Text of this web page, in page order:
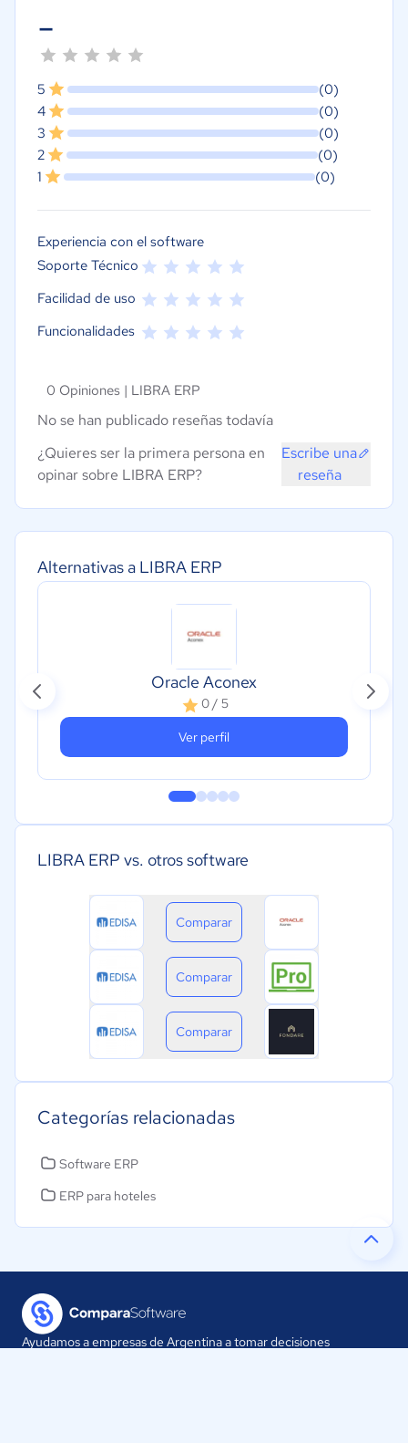
Alternativas a LIBRA ERP
Oracle Aconex
0 / 5
Ver perfil
LIBRA ERP vs. otros software
Comparar
Comparar
Comparar
Categorías relacionadas
Software ERP
ERP para hoteles
-
5
(0)
4
(0)
3
(0)
2
(0)
1
(0)
Experiencia con el software
Soporte Técnico
Facilidad de uso
Funcionalidades
0 Opiniones | LIBRA ERP
No se han publicado reseñas todavía
¿Quieres ser la primera persona en
opinar sobre LIBRA ERP?
Escribe una
reseña
Ayudamos a empresas de Argentina a tomar decisiones